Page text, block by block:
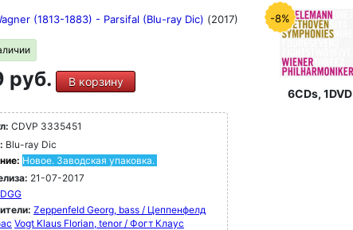
(1813-1883) - Parsifal (Blu-ray Dic) (2017)
руб. В корзину
CDVP 3335451
Blu-ray Dic
Новое. Заводская упаковка.
21-07-2017
DGG
Zeppenfeld Georg, bass / Цеппенфелд
Vogt Klaus Florian, tenor / Фогт Клаус
-8%
6CDs, 1DVD